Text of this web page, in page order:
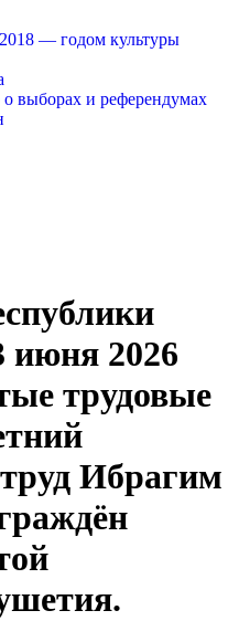
— годом культуры
о выборах и референдумах
июня 2026
трудовые
Ибрагим